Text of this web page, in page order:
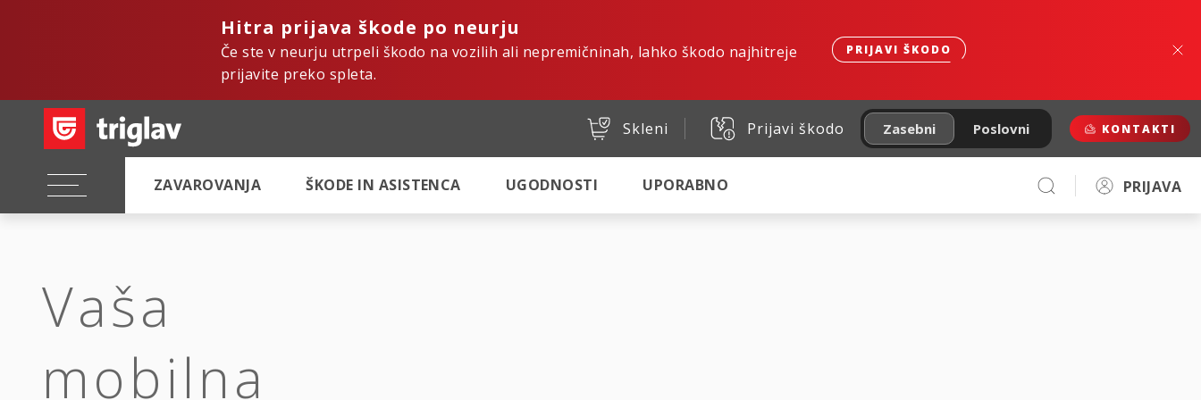
Hitra prijava škode po neurju
Če ste v neurju utrpeli škodo na vozilih ali nepremičninah, lahko škodo najhitreje
prijavite preko spleta.
PRIJAVI ŠKODO
Skleni Prijavi škodo Zasebni Poslovni KONTAKTI
ZAVAROVANJA ŠKODE IN ASISTENCA UGODNOSTI UPORABNO PRIJAVA
Vaša
mobilna